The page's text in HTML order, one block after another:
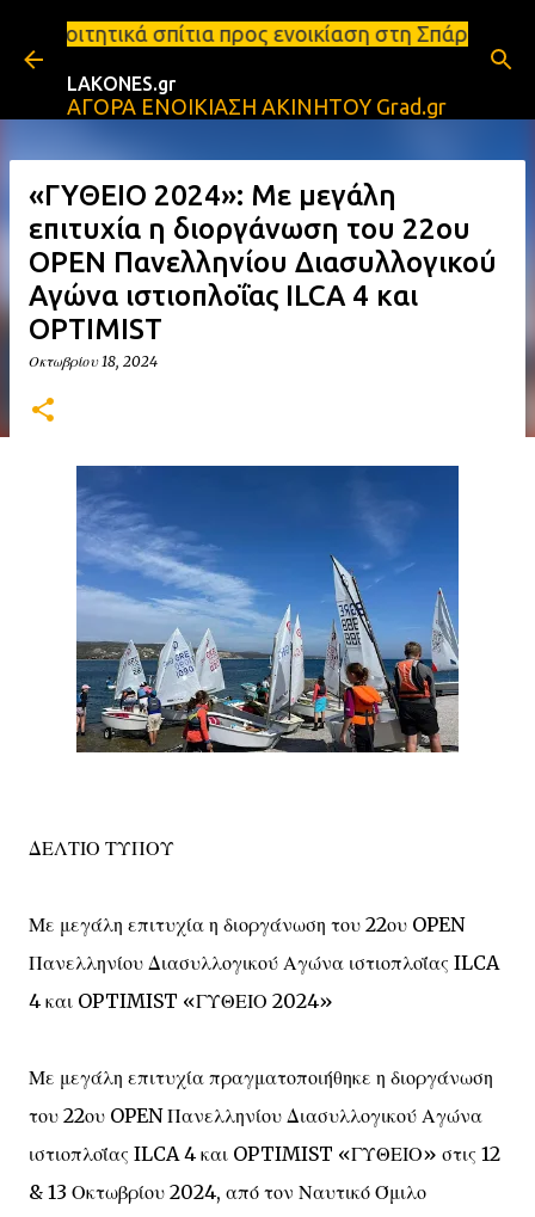
Μετάβαση στο κύριο περιεχόμενο
προς ενοικίαση στη Σπάρτη Ενοικιάσεις
LAKONES.gr
ΑΓΟΡΑ ΕΝΟΙΚΙΑΣΗ ΑΚΙΝΗΤΟΥ Grad.gr
«ΓΥΘΕΙΟ 2024»: Με μεγάλη
επιτυχία η διοργάνωση του 22ου
OPEN Πανελληνίου Διασυλλογικού
Αγώνα ιστιοπλοΐας ILCA 4 και
OPTIMIST
Οκτωβρίου 18, 2024
ΔΕΛΤΙΟ ΤΥΠΟΥ
Με μεγάλη επιτυχία η διοργάνωση του 22ου OPEN
Πανελληνίου Διασυλλογικού Αγώνα ιστιοπλοΐας ILCA
4 και OPTIMIST «ΓΥΘΕΙΟ 2024»
Με μεγάλη επιτυχία πραγματοποιήθηκε η διοργάνωση
του 22ου OPEN Πανελληνίου Διασυλλογικού Αγώνα
ιστιοπλοΐας ILCA 4 και OPTIMIST «ΓΥΘΕΙΟ» στις 12
& 13 Οκτωβρίου 2024, από τον Ναυτικό Όμιλο